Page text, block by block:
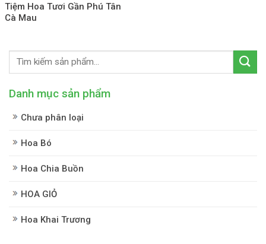
Tiệm Hoa Tươi Gần Phú Tân
Cà Mau
Danh mục sản phẩm
Chưa phân loại
Hoa Bó
Hoa Chia Buồn
HOA GIỎ
Hoa Khai Trương